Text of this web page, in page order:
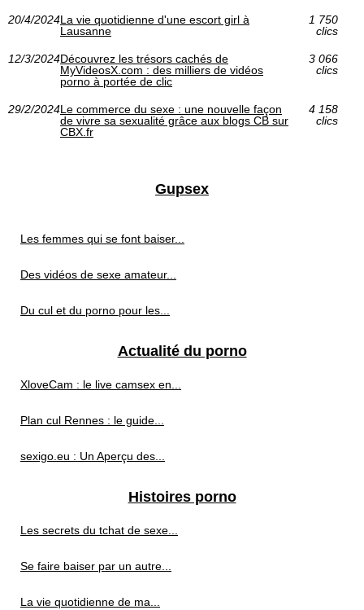
20/4/2024La vie quotidienne d'une escort girl à
Lausanne
1 750
clics
12/3/2024Découvrez les trésors cachés de
MyVideosX.com : des milliers de vidéos
porno à portée de clic
3 066
clics
29/2/2024Le commerce du sexe : une nouvelle façon
de vivre sa sexualité grâce aux blogs CB sur
CBX.fr
4 158
clics
Gupsex
Les femmes qui se font baiser...
Des vidéos de sexe amateur...
Du cul et du porno pour les...
Actualité du porno
XloveCam : le live camsex en...
Plan cul Rennes : le guide...
sexigo.eu : Un Aperçu des...
Histoires porno
Les secrets du tchat de sexe...
Se faire baiser par un autre...
La vie quotidienne de ma...